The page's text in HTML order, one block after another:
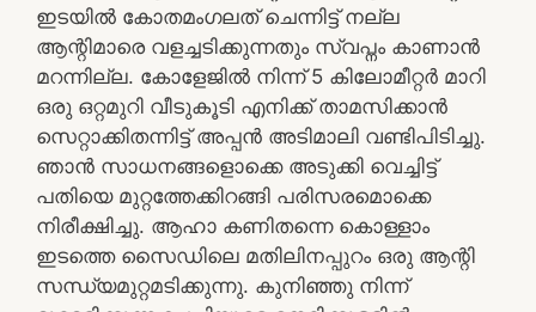
ഇടയിൽ കോതമംഗലത് ചെന്നിട്ട് നല്ല
ആന്റിമാരെ വളച്ചടിക്കുന്നതും സ്വപ്നം കാണാൻ
മറന്നില്ല. കോളേജിൽ നിന്ന് 5 കിലോമീറ്റർ മാറി
ഒരു ഒറ്റമുറി വീടുകൂടി എനിക്ക് താമസിക്കാൻ
സെറ്റാക്കിതന്നിട്ട് അപ്പൻ അടിമാലി വണ്ടിപിടിച്ചു.
ഞാൻ സാധനങ്ങളൊക്കെ അടുക്കി വെച്ചിട്ട്
പതിയെ മുറ്റത്തേക്കിറങ്ങി പരിസരമൊക്കെ
നിരീക്ഷിച്ചു. ആഹാ കണിതന്നെ കൊള്ളാം
ഇടത്തെ സൈഡിലെ മതിലിനപ്പുറം ഒരു ആന്റി
സന്ധ്യമുറ്റമടിക്കുന്നു. കുനിഞ്ഞു നിന്ന്